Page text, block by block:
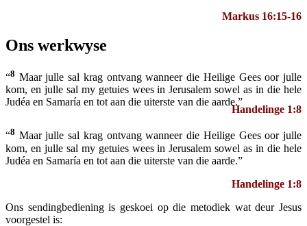
Markus 16:15-16
Ons werkwyse
“8 Maar julle sal krag ontvang wanneer die Heilige Gees oor julle
kom, en julle sal my getuies wees in Jerusalem sowel as in die hele
Judéa en Samaría en tot aan die uiterste van die aarde.”
Handelinge 1:8
“8 Maar julle sal krag ontvang wanneer die Heilige Gees oor julle
kom, en julle sal my getuies wees in Jerusalem sowel as in die hele
Judéa en Samaría en tot aan die uiterste van die aarde.”
Handelinge 1:8
Ons sendingbediening is geskoei op die metodiek wat deur Jesus
voorgestel is: